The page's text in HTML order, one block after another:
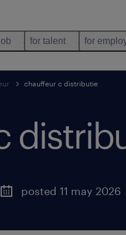
for talent for
chauffeur c distributie
posted 11 may 2026